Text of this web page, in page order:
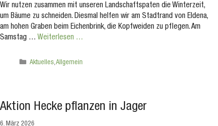
Wir nutzen zusammen mit unseren Landschaftspaten die Winterzeit,
um Bäume zu schneiden. Diesmal helfen wir am Stadtrand von Eldena,
am hohen Graben beim Eichenbrink, die Kopfweiden zu pflegen. Am
Samstag … Weiterlesen …
Kategorien
Aktuelles,Allgemein
Aktion Hecke pflanzen in Jager
6. März 2026